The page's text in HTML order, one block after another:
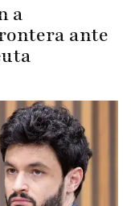
a
ante